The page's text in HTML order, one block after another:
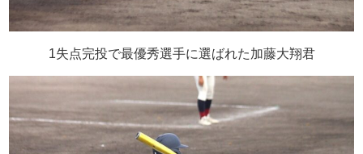
1失点完投で最優秀選手に選ばれた加藤大翔君